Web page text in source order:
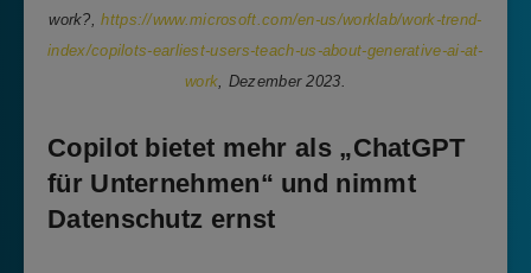
work?,https://www.microsoft.com/en-us/worklab/work-trend-
index/copilots-earliest-users-teach-us-about-generative-ai-at-
work, Dezember 2023.
Copilot bietet mehr als „ChatGPT
für Unternehmen“ und nimmt
Datenschutz ernst